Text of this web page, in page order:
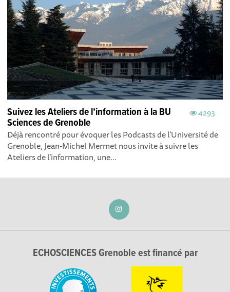
4293
Suivez les Ateliers de l’information à la BU
Sciences de Grenoble
Déjà rencontré pour évoquer les Podcasts de l'Université de
Grenoble, Jean-Michel Mermet nous invite à suivre les
Ateliers de l’information, une...
ECHOSCIENCES Grenoble est financé par